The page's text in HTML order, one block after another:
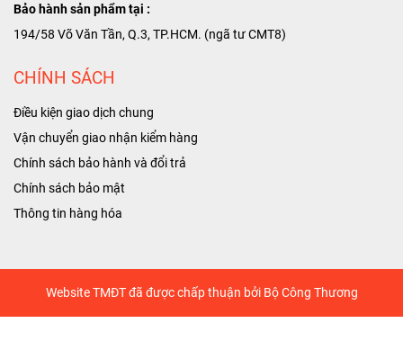
Bảo hành sản phẩm tại :
194/58 Võ Văn Tần, Q.3, TP.HCM. (ngã tư CMT8)
CHÍNH SÁCH
Điều kiện giao dịch chung
Vận chuyển giao nhận kiểm hàng
Chính sách bảo hành và đổi trả
Chính sách bảo mật
Thông tin hàng hóa
Website TMĐT đã được chấp thuận bởi Bộ Công Thương